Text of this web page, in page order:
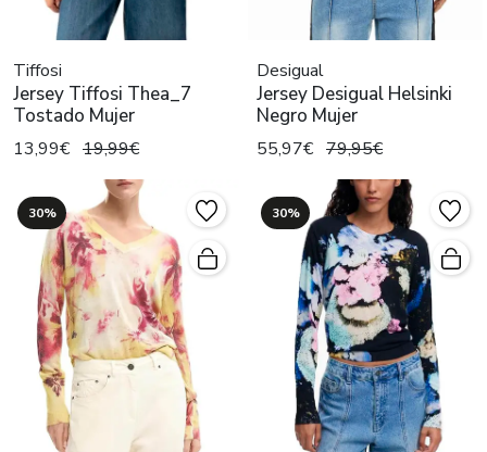
Tiffosi
Jersey Tiffosi Thea_7
Tostado Mujer
13,99€ 19,99€
Desigual
Jersey Desigual Helsinki
Negro Mujer
55,97€ 79,95€
30% 30%